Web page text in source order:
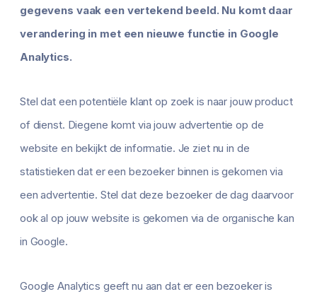
gegevens vaak een vertekend beeld. Nu komt daar
verandering in met een nieuwe functie in Google
Analytics.
Stel dat een potentiële klant op zoek is naar jouw product
of dienst. Diegene komt via jouw advertentie op de
website en bekijkt de informatie. Je ziet nu in de
statistieken dat er een bezoeker binnen is gekomen via
een advertentie. Stel dat deze bezoeker de dag daarvoor
ook al op jouw website is gekomen via de organische kan
in Google.
Google Analytics geeft nu aan dat er een bezoeker is